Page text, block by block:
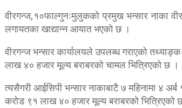
वीरगन्ज,१०फाल्गुनःमुलुकको प्रमुख भन्सार नाका
लगायतका खाद्यान्न आयात भएको छ ।
वीरगन्ज भन्सार कार्यालयले उपलब्ध गराएको
लाख ४० हजार मूल्य बराबरको चामल भित्रिएको छ ।
त्यसैगरी आईसिपी भन्सार नाकाबाटै ७ महिनामा ४
करोड ९१ लाख ४० हजार मूल्य बराबरको